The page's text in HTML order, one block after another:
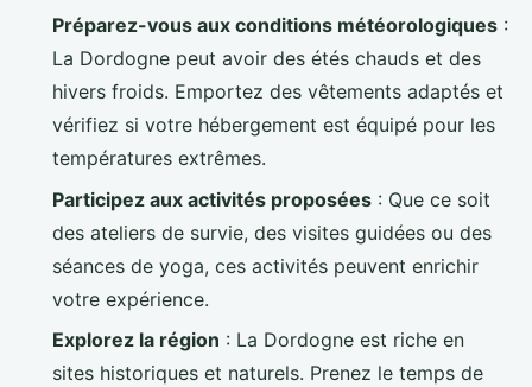
Préparez-vous aux conditions météorologiques :
La Dordogne peut avoir des étés chauds et des
hivers froids. Emportez des vêtements adaptés et
vérifiez si votre hébergement est équipé pour les
températures extrêmes.
Participez aux activités proposées : Que ce soit
des ateliers de survie, des visites guidées ou des
séances de yoga, ces activités peuvent enrichir
votre expérience.
Explorez la région : La Dordogne est riche en
sites historiques et naturels. Prenez le temps de